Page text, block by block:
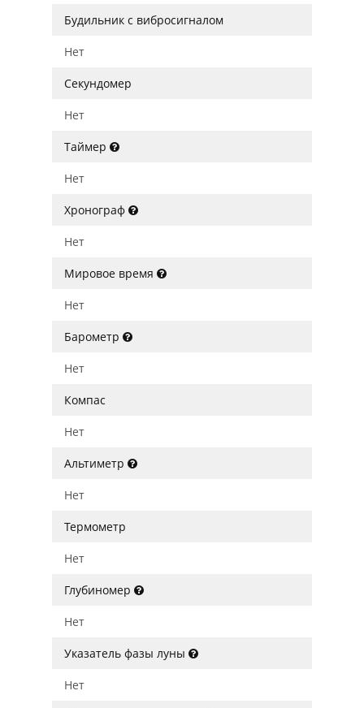
Будильник с вибросигналом
Нет
Секундомер
Нет
Таймер
Нет
Хронограф
Нет
Мировое время
Нет
Барометр
Нет
Компас
Нет
Альтиметр
Нет
Термометр
Нет
Глубиномер
Нет
Указатель фазы луны
Нет